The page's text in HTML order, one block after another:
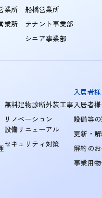
業所
業所
船橋営業所
テナント事業部
シニア事業部
無料建物診断外装工事
リノベーション
設備リニューアル
セキュリティ対策
入居者様
入居者
設備等
更新・
解約の
事業用